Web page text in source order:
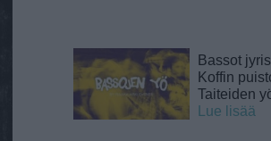
Bassot
Koffin
Taiteiden
Lue lisää